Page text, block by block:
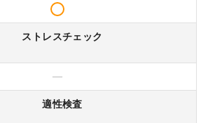
ストレスチェック
—
適性検査